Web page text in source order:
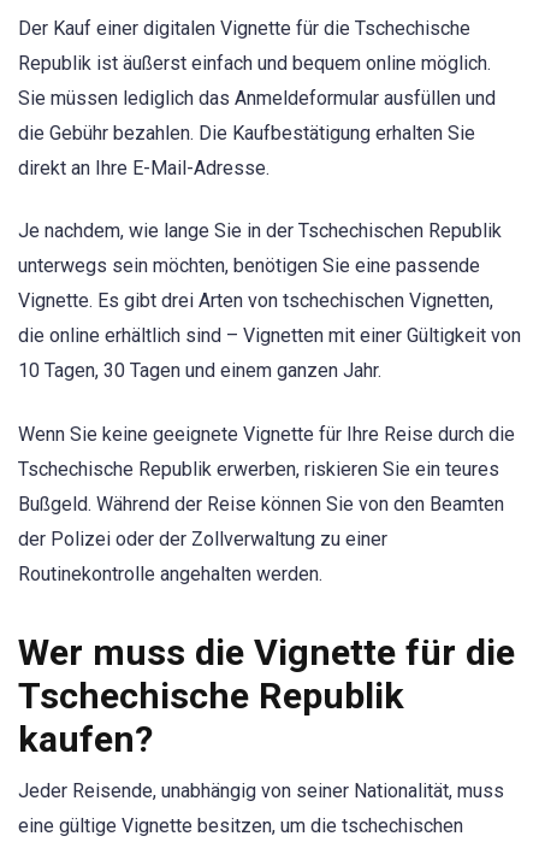
Der Kauf einer digitalen Vignette für die Tschechische
Republik ist äußerst einfach und bequem online möglich.
Sie müssen lediglich das Anmeldeformular ausfüllen und
die Gebühr bezahlen. Die Kaufbestätigung erhalten Sie
direkt an Ihre E-Mail-Adresse.
Je nachdem, wie lange Sie in der Tschechischen Republik
unterwegs sein möchten, benötigen Sie eine passende
Vignette. Es gibt drei Arten von tschechischen Vignetten,
die online erhältlich sind – Vignetten mit einer Gültigkeit von
10 Tagen, 30 Tagen und einem ganzen Jahr.
Wenn Sie keine geeignete Vignette für Ihre Reise durch die
Tschechische Republik erwerben, riskieren Sie ein teures
Bußgeld. Während der Reise können Sie von den Beamten
der Polizei oder der Zollverwaltung zu einer
Routinekontrolle angehalten werden.
Wer muss die Vignette für die
Tschechische Republik
kaufen?
Jeder Reisende, unabhängig von seiner Nationalität, muss
eine gültige Vignette besitzen, um die tschechischen